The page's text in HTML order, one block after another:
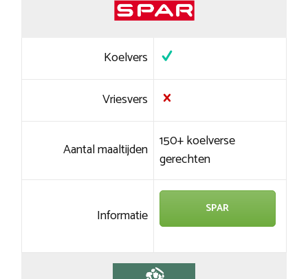
Koelvers
Vriesvers
Aantal maaltijden 150+ koelverse
gerechten
Informatie SPAR